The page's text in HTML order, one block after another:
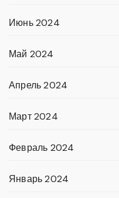
Июнь 2024
Май 2024
Апрель 2024
Март 2024
Февраль 2024
Январь 2024